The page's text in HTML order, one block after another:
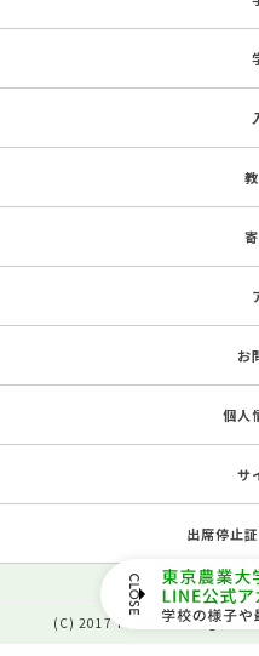
お
個人
サ
出席停止
(C) 2017 The Second High